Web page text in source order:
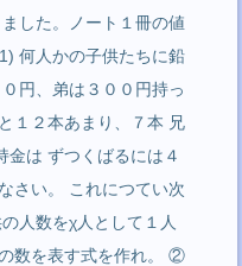
した。ノート１冊の値
何人かの子供たちに鉛
円、弟は３００円持っ
１２本あまり、７本 兄
金は ずつくばるには４
さい。 これにつてい次
人数をχ人として１人
数を表す式を作れ。 ②